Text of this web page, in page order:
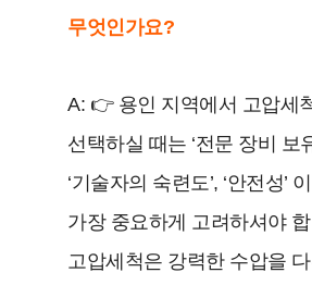
무엇인가요?
A: 👉 용인 지역에서 고압세
선택하실 때는 ‘전문 장비 보
‘기술자의 숙련도’, ‘안전성’
가장 중요하게 고려하셔야
고압세척은 강력한 수압을